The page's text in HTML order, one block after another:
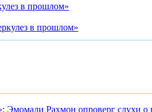
в прошлом»
Эмомали Рахмон опроверг слухи о